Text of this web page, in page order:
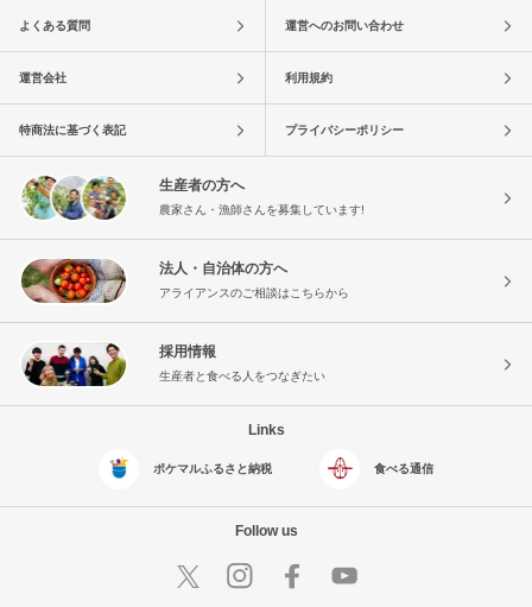
よくある質問 運営へのお問い合わせ
運営会社 利用規約
特商法に基づく表記 プライバシーポリシー
生産者の方へ
農家さん・漁師さんを募集しています!
法人・自治体の方へ
アライアンスのご相談はこちらから
採用情報
生産者と食べる人をつなぎたい
Links
ポケマルふるさと納税 食べる通信
Follow us